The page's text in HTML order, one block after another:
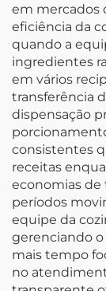
em mercados
eficiência da
quando a
ingredientes
em vários
transferência
dispensação
consistentes
receitas
economias
períodos
equipe da
gerenciando
mais tempo
no